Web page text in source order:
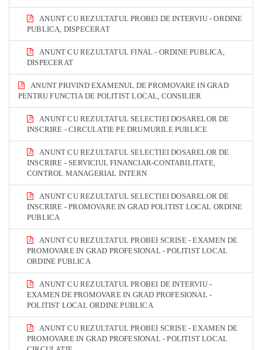
ANUNT CU REZULTATUL PROBEI DE INTERVIU - ORDINE
PUBLICA, DISPECERAT
ANUNT CU REZULTATUL FINAL - ORDINE PUBLICA,
DISPECERAT
ANUNT PRIVIND EXAMENUL DE PROMOVARE IN GRAD
PENTRU FUNCTIA DE POLITIST LOCAL, CONSILIER
ANUNT CU REZULTATUL SELECTIEI DOSARELOR DE
INSCRIRE - CIRCULATIE PE DRUMURILE PUBLICE
ANUNT CU REZULTATUL SELECTIEI DOSARELOR DE
INSCRIRE - SERVICIUL FINANCIAR-CONTABILITATE,
CONTROL MANAGERIAL INTERN
ANUNT CU REZULTATUL SELECTIEI DOSARELOR DE
INSCRIRE - PROMOVARE IN GRAD POLITIST LOCAL ORDINE
PUBLICA
ANUNT CU REZULTATUL PROBEI SCRISE - EXAMEN DE
PROMOVARE IN GRAD PROFESIONAL - POLITIST LOCAL
ORDINE PUBLICA
ANUNT CU REZULTATUL PROBEI DE INTERVIU -
EXAMEN DE PROMOVARE IN GRAD PROFESIONAL -
POLITIST LOCAL ORDINE PUBLICA
ANUNT CU REZULTATUL PROBEI SCRISE - EXAMEN DE
PROMOVARE IN GRAD PROFESIONAL - POLITIST LOCAL